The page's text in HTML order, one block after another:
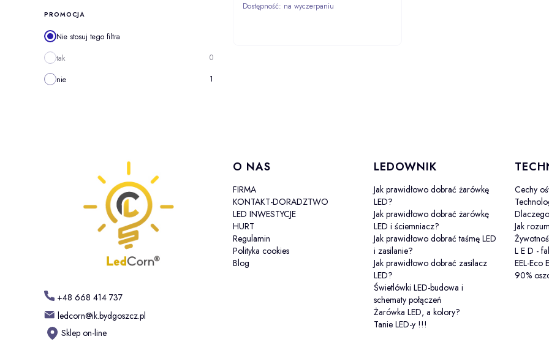
PROMOCJA
Nie stosuj tego filtra
tak
0
nie
1
Dostępność: na wyczerpaniu
+48 668 414 737
ledcorn@ik.bydgoszcz.pl
Sklep on-line
Linki w stopce
O NAS
FIRMA
KONTAKT-DORADZTWO
LED INWESTYCJE
HURT
Regulamin
Polityka cookies
Blog
LEDOWNIK
Jak prawidłowo dobrać żarówkę
LED?
Jak prawidłowo dobrać żarówkę
LED i ściemniacz?
Jak prawidłowo dobrać taśmę LED
i zasilanie?
Jak prawidłowo dobrać zasilacz
LED?
Świetlówki LED-budowa i
schematy połączeń
Żarówka LED, a kolory?
Tanie LED-y !!!
Cechy
Jak
L E D -
EEL-Eco
90%